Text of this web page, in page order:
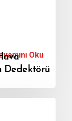
Dedektörü
Oku